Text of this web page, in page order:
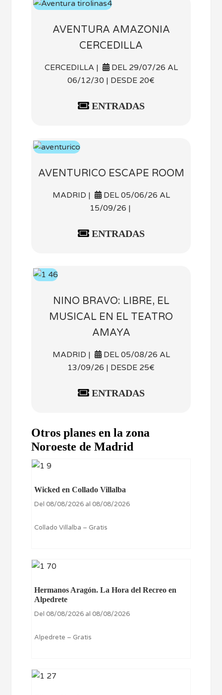
AVENTURA AMAZONIA
CERCEDILLA
CERCEDILLA |
DEL 29/07/26 AL
06/12/30 | DESDE 20€
ENTRADAS
AVENTURICO ESCAPE ROOM
MADRID |
DEL 05/06/26 AL
15/09/26 |
ENTRADAS
NINO BRAVO: LIBRE, EL
MUSICAL EN EL TEATRO
AMAYA
MADRID |
DEL 05/08/26 AL
13/09/26 | DESDE 25€
ENTRADAS
Otros planes en la zona
Noroeste de Madrid
Wicked en Collado Villalba
Del 08/08/2026 al 08/08/2026
Collado Villalba – Gratis
Hermanos Aragón. La Hora del Recreo en
Alpedrete
Del 08/08/2026 al 08/08/2026
Alpedrete – Gratis